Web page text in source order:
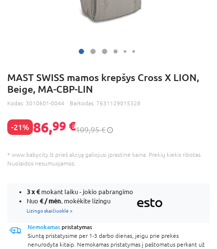
MAST SWISS mamos krepšys Cross X LION,
Beige, MA-CBP-LIN
Kodas: 3010601-0044 Barkodas: 7631129015328
-21% 86,99 €109,95 €
* www.babycity.lt prieš akciją galiojusi įprastinė kaina. Prekių kiekis ribotas.
Nuolaidos nesumuojamos.
3 x€mokant laiku - jokio pabrangimo
Nuo € / mėn. mokėkite lizingu
Lizingo skaičiuoklė >
Nemokamas pristatymas
Siuntą pristatysime per 1-3 darbo dienas, jeigu prie prekės
nenurodyta kitaip. Nemokamas pristatymas į paštomatus perkant už